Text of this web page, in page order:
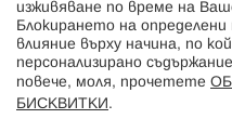
изживяване по време на
Блокирането на
влияние върху начина, по
персонализирано
повече, моля, прочетете
БИСКВИТКИ .